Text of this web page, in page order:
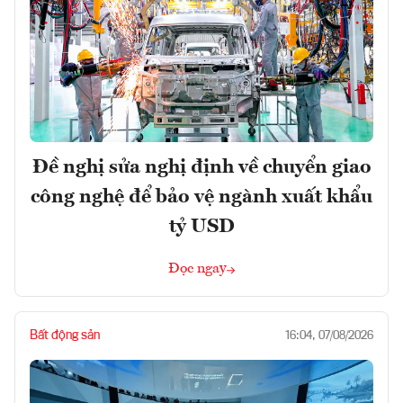
Đề nghị sửa nghị định về chuyển giao
công nghệ để bảo vệ ngành xuất khẩu
tỷ USD
Đọc ngay
Bất động sản 16:04, 07/08/2026